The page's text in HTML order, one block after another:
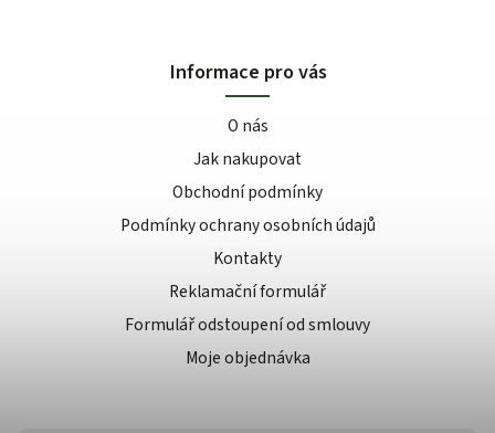
Informace pro vás
O nás
Jak nakupovat
Obchodní podmínky
Podmínky ochrany osobních údajů
Kontakty
Reklamační formulář
Formulář odstoupení od smlouvy
Moje objednávka